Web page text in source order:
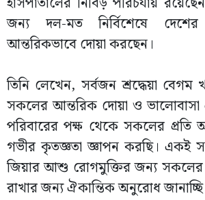
জন্য দল-মত নির্বিশেষে
আন্তরিকভাবে দোয়া করছেন।
তিনি লেখেন, সর্বজন শ্রদ্ধেয়া বেগম
সকলের আন্তরিক দোয়া ও ভালোবাসা
পরিবারের পক্ষ থেকে সকলের প্রতি
গভীর কৃতজ্ঞতা জ্ঞাপন করছি। একই
জিয়ার আশু রোগমুক্তির জন্য সকলের
রাখার জন্য ঐকান্তিক অনুরোধ